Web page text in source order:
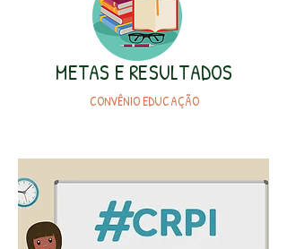
METAS E RESULTADOS
CONVÊNIO EDUCAÇÃO